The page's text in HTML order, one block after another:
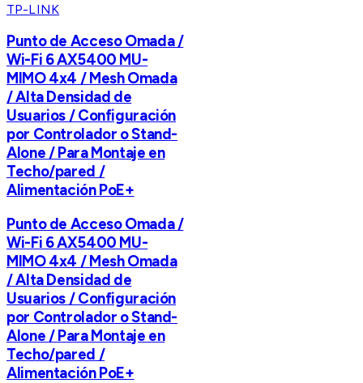
TP-LINK
Punto de Acceso Omada /
Wi-Fi 6 AX5400 MU-
MIMO 4x4 / Mesh Omada
/ Alta Densidad de
Usuarios / Configuración
por Controlador o Stand-
Alone / Para Montaje en
Techo/pared /
Alimentación PoE+
Punto de Acceso Omada /
Wi-Fi 6 AX5400 MU-
MIMO 4x4 / Mesh Omada
/ Alta Densidad de
Usuarios / Configuración
por Controlador o Stand-
Alone / Para Montaje en
Techo/pared /
Alimentación PoE+